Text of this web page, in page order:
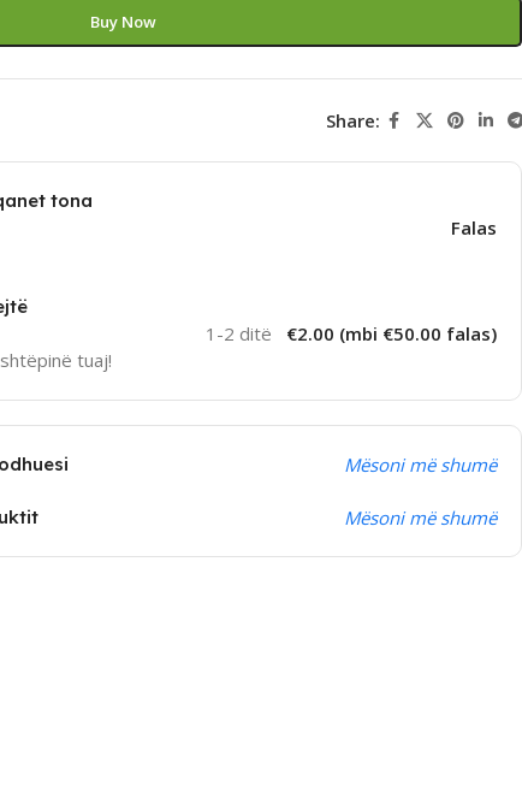
Buy Now
Share:
tona
Falas
tuaj!
1-2 ditë €2.00 (mbi €50.00 falas)
Mësoni më shumë
Mësoni më shumë